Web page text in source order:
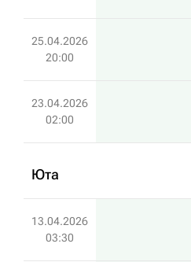
25.04.2026
20:00
23.04.2026
02:00
Юта
13.04.2026
03:30